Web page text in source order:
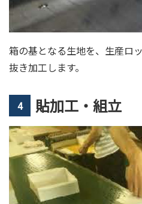
箱の基となる生地を、生産ロ
抜き加工します。
4 貼加工・組立